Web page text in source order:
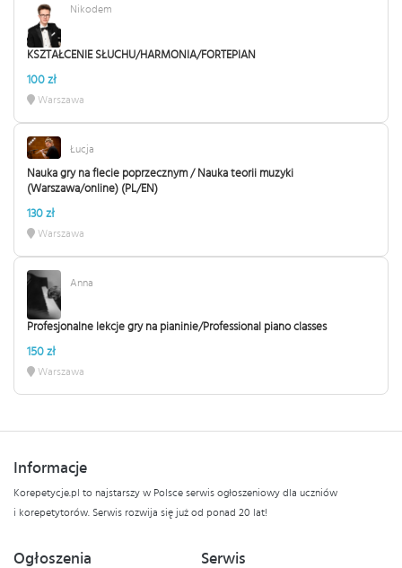
Nikodem
KSZTAŁCENIE SŁUCHU/HARMONIA/FORTEPIAN
100 zł
Warszawa
Łucja
Nauka gry na flecie poprzecznym / Nauka teorii muzyki
(Warszawa/online) (PL/EN)
130 zł
Warszawa
Anna
Profesjonalne lekcje gry na pianinie/Professional piano classes
150 zł
Warszawa
Informacje
Korepetycje.pl to najstarszy w Polsce serwis ogłoszeniowy dla uczniów
i korepetytorów. Serwis rozwija się już od ponad 20 lat!
Ogłoszenia Serwis